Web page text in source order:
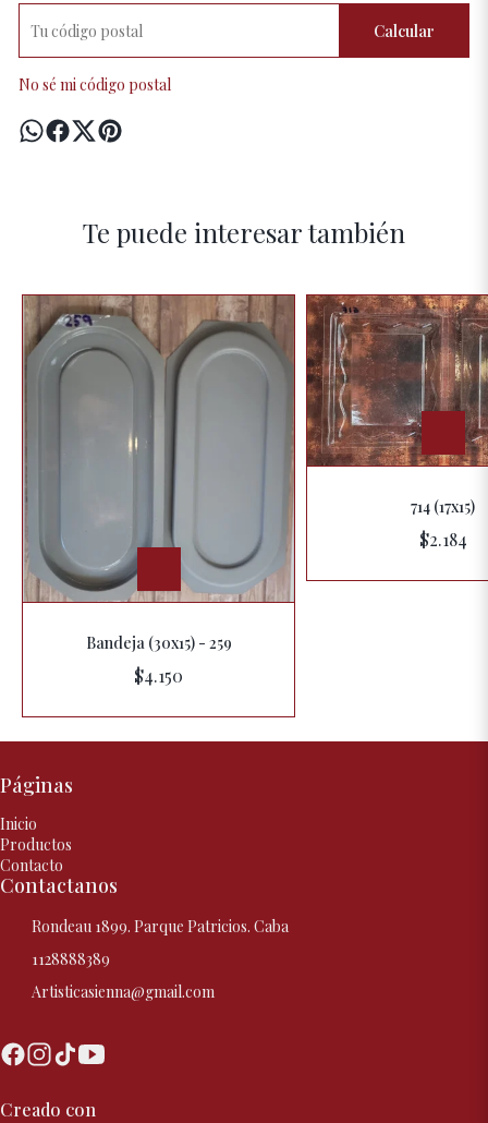
Calcular
No sé mi código postal
Te puede interesar también
Bandeja (30x15) - 259
$4.150
714 (17x15)
$2.184
Páginas
Inicio
Productos
Contacto
Contactanos
Rondeau 1899. Parque Patricios. Caba
1128888389
Artisticasienna@gmail.com
Creado con